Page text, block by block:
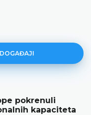
godišnje
publikaciju